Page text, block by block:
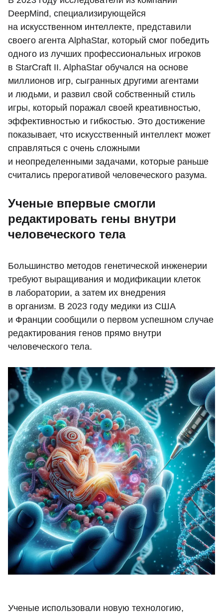
DeepMind, специализирующейся
на искусственном интеллекте, представили
своего агента AlphaStar, который смог победить
одного из лучших профессиональных игроков
в StarCraft II. AlphaStar обучался на основе
миллионов игр, сыгранных другими агентами
и людьми, и развил свой собственный стиль
игры, который поражал своей креативностью,
эффективностью и гибкостью. Это достижение
показывает, что искусственный интеллект может
справляться с очень сложными
и неопределенными задачами, которые раньше
считались прерогативой человеческого разума.
Ученые впервые смогли
редактировать гены внутри
человеческого тела
Большинство методов генетической инженерии
требуют выращивания и модификации клеток
в лаборатории, а затем их внедрения
в организм. В 2023 году медики из США
и Франции сообщили о первом успешном случае
редактирования генов прямо внутри
человеческого тела.
Ученые использовали новую технологию,